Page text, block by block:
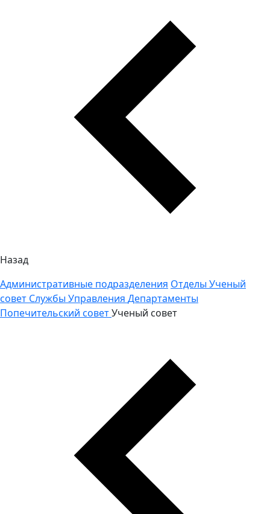
Назад
Административные подразделения Отделы Ученый
совет Службы Управления Департаменты
Попечительский советУченый совет